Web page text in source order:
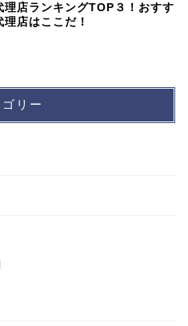
理店ランキングTOP３！おすす
理店はここだ！
リー